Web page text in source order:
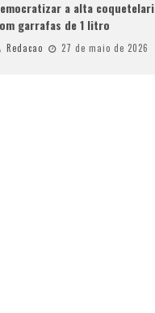
a alta
garrafas de 1 litro
Redacao 27 de maio de 2026